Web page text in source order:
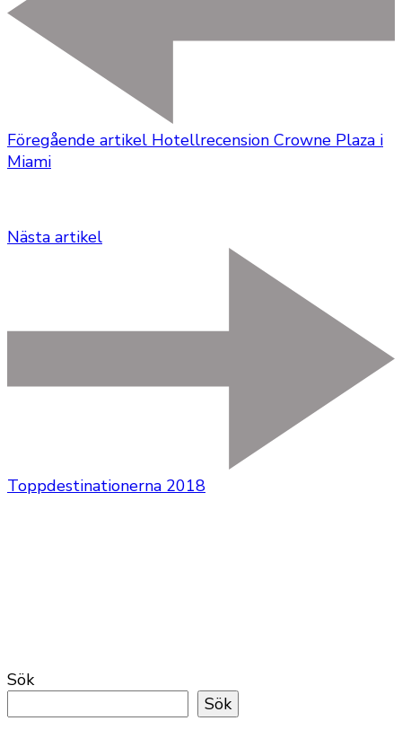
Föregående artikel Hotellrecension Crowne Plaza i
Miami
Nästa artikel
Toppdestinationerna 2018
Sök
Sök